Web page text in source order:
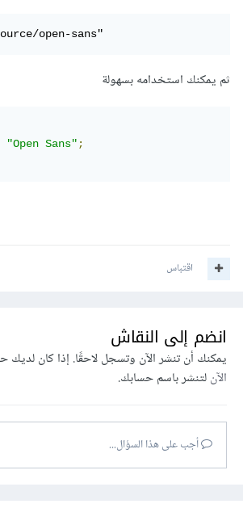
open-sans"
ثم يمكنك استخدامه بسهولة
"Open Sans";
اقتباس
انضم إلى النقاش
يمكنك أن تنشر الآن وتسجل لاحقًا. إذا كان لديك
الآنلتنشر باسم حسابك.
أجب على هذا السؤال...